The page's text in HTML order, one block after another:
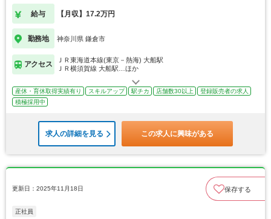
給与 【月収】17.2万円
勤務地 神奈川県 鎌倉市
アクセス
ＪＲ東海道本線(東京－熱海) 大船駅
ＪＲ横須賀線 大船駅…ほか
産休・育休取得実績有り スキルアップ 駅チカ 店舗数30以上
登録販売者の求人
積極採用中
求人の詳細を見る この求人に興味がある
更新日：2025年11月18日 保存する
正社員